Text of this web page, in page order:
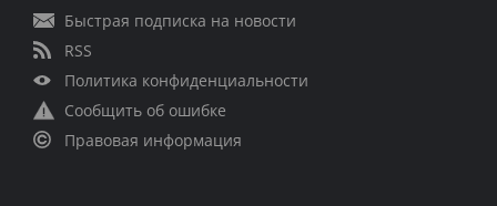
Быстрая подписка на новости
RSS
Политика конфиденциальности
Сообщить об ошибке
Правовая информация